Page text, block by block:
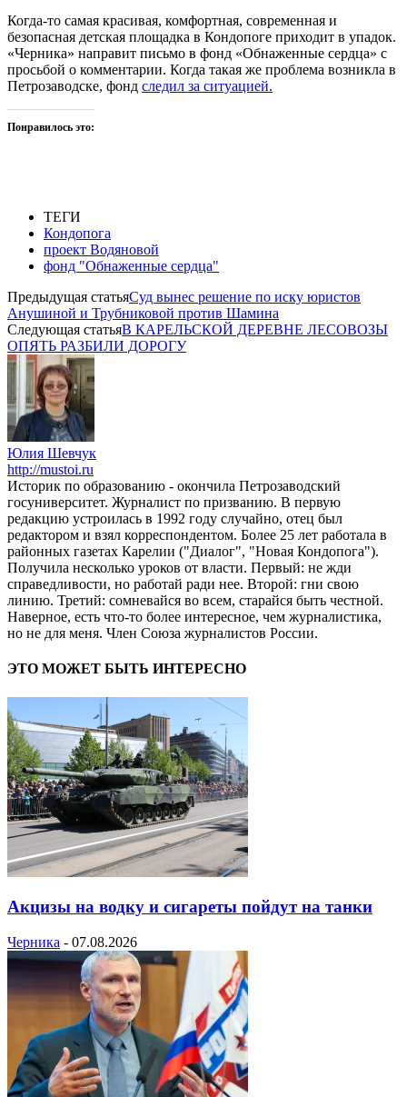
Когда-то самая красивая, комфортная, современная и
безопасная детская площадка в Кондопоге приходит в упадок.
«Черника» направит письмо в фонд «Обнаженные сердца» с
просьбой о комментарии. Когда такая же проблема возникла в
Петрозаводске, фонд следил за ситуацией.
Понравилось это:
ТЕГИ
Кондопога
проект Водяновой
фонд "Обнаженные сердца"
Предыдущая статьяСуд вынес решение по иску юристов
Анушиной и Трубниковой против Шамина
Следующая статьяВ КАРЕЛЬСКОЙ ДЕРЕВНЕ ЛЕСОВОЗЫ
ОПЯТЬ РАЗБИЛИ ДОРОГУ
Юлия Шевчук
http://mustoi.ru
Историк по образованию - окончила Петрозаводский
госуниверситет. Журналист по призванию. В первую
редакцию устроилась в 1992 году случайно, отец был
редактором и взял корреспондентом. Более 25 лет работала в
районных газетах Карелии ("Диалог", "Новая Кондопога").
Получила несколько уроков от власти. Первый: не жди
справедливости, но работай ради нее. Второй: гни свою
линию. Третий: сомневайся во всем, старайся быть честной.
Наверное, есть что-то более интересное, чем журналистика,
но не для меня. Член Союза журналистов России.
ЭТО МОЖЕТ БЫТЬ ИНТЕРЕСНО
Акцизы на водку и сигареты пойдут на танки
Черника - 07.08.2026